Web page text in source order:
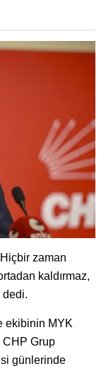
zaman
kaldırmaz,
dedi.
ekibinin MYK
CHP Grup
günlerinde